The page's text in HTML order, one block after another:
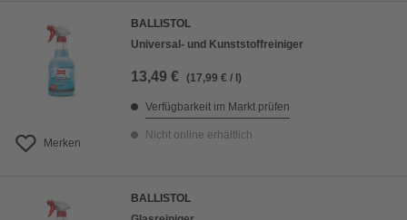
Merken
BALLISTOL
Universal- und Kunststoffreiniger
13,49 € (17,99 € / l)
Verfügbarkeit im Markt prüfen
Nicht online erhältlich
BALLISTOL